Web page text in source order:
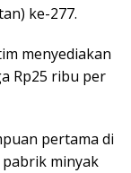
ke-277.
menyediakan
Rp25 ribu per
pertama di
minyak